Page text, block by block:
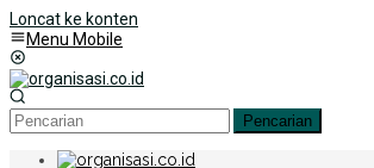
Loncat ke konten
Menu Mobile
Pencarian